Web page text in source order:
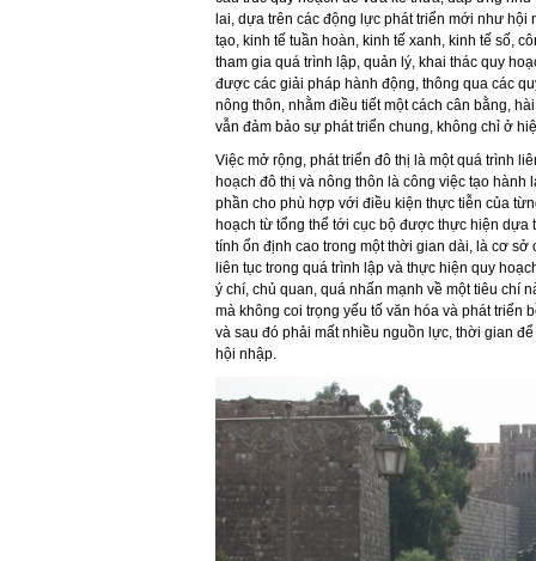
lai, dựa trên các động lực phát triển mới như hội
tạo, kinh tế tuần hoàn, kinh tế xanh, kinh tế số,
tham gia quá trình lập, quản lý, khai thác quy
được các giải pháp hành động, thông qua các
nông thôn, nhằm điều tiết một cách cân bằng,
vẫn đảm bảo sự phát triển chung, không chỉ ở
Việc mở rộng, phát triển đô thị là một quá trình
hoạch đô thị và nông thôn là công việc tạo
phần cho phù hợp với điều kiện thực tiễn của
hoạch từ tổng thể tới cục bộ được thực hiện dựa
tính ổn định cao trong một thời gian dài, là cơ
liên tục trong quá trình lập và thực hiện quy
ý chí, chủ quan, quá nhấn mạnh về một tiêu chí
mà không coi trọng yếu tố văn hóa và phát triển
và sau đó phải mất nhiều nguồn lực, thời gian
hội nhập.